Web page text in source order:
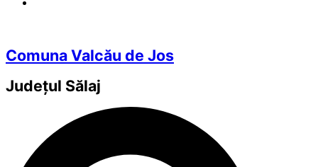
Comuna Valcău de Jos
Județul Sălaj